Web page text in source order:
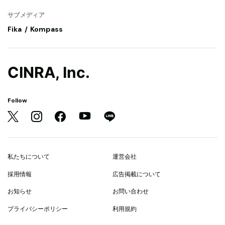
サブメディア
Fika Kompass
CINRA, Inc.
Follow
私たちについて 運営会社
採用情報 広告掲載について
お知らせ お問い合わせ
プライバシーポリシー 利用規約